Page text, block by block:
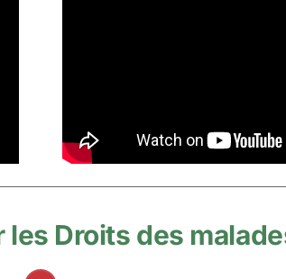
Droits des